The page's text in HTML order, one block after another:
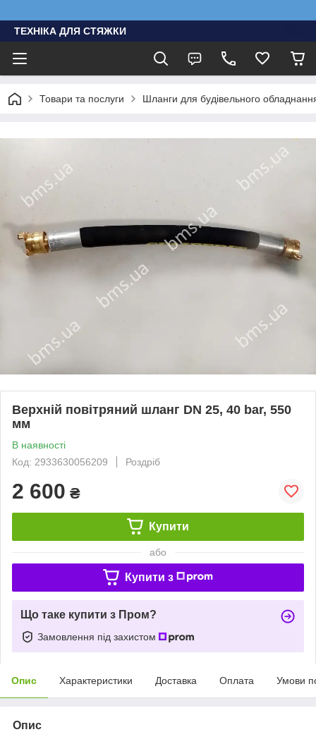
ТЕХНІКА ДЛЯ СТЯЖКИ
Товари та послуги Шланги для будівельного
Верхній повітряний шланг DN 25, 40 bar, 550
мм
В наявності
Код: 2933630056209
Роздріб
2 600 ₴
Купити
або
Купити з
Що таке купити з Пром?
Замовлення під захистом
Опис Характеристики Доставка Оплата Умови
Опис